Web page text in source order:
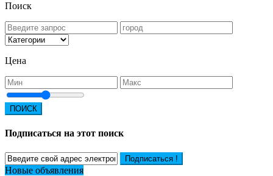
Поиск
Цена
ПОИСК
Подписаться на этот поиск
Подписаться !
Новые объявления